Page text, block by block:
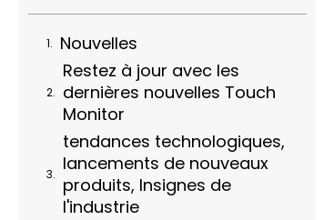
Nouvelles
Restez à jour avec les
dernières nouvelles Touch
Monitor
tendances technologiques,
lancements de nouveaux
produits, Insignes de
l'industrie